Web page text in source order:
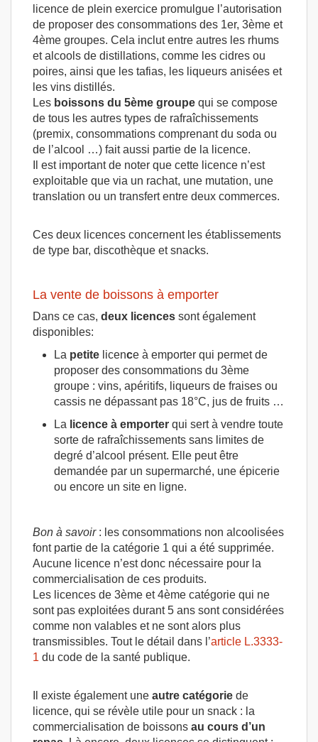
licence de plein exercice promulgue l’autorisation
de proposer des consommations des 1er, 3ème et
4ème groupes. Cela inclut entre autres les rhums
et alcools de distillations, comme les cidres ou
poires, ainsi que les tafias, les liqueurs anisées et
les vins distillés.
Les boissons du 5ème groupe qui se compose
de tous les autres types de rafraîchissements
(premix, consommations comprenant du soda ou
de l’alcool …) fait aussi partie de la licence.
Il est important de noter que cette licence n’est
exploitable que via un rachat, une mutation, une
translation ou un transfert entre deux commerces.
Ces deux licences concernent les établissements
de type bar, discothèque et snacks.
La vente de boissons à emporter
Dans ce cas, deux licences sont également
disponibles:
La petite licence à emporter qui permet de
proposer des consommations du 3ème
groupe : vins, apéritifs, liqueurs de fraises ou
cassis ne dépassant pas 18°C, jus de fruits …
La licence à emporter qui sert à vendre toute
sorte de rafraîchissements sans limites de
degré d’alcool présent. Elle peut être
demandée par un supermarché, une épicerie
ou encore un site en ligne.
Bon à savoir: les consommations non alcoolisées
font partie de la catégorie 1 qui a été supprimée.
Aucune licence n’est donc nécessaire pour la
commercialisation de ces produits.
Les licences de 3ème et 4ème catégorie qui ne
sont pas exploitées durant 5 ans sont considérées
comme non valables et ne sont alors plus
transmissibles. Tout le détail dans l’article L.3333-
1 du code de la santé publique.
Il existe également une autre catégorie de
licence, qui se révèle utile pour un snack : la
commercialisation de boissons au cours d’un